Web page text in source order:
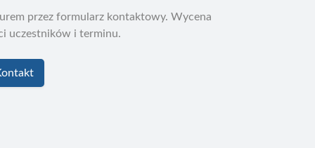
przez formularz kontaktowy. Wycena
uczestników i terminu.